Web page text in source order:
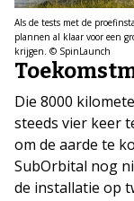
Als de tests met de
plannen al klaar voor een
krijgen. © SpinLaunch
Die 8000
steeds vier keer
om de aarde te
SubOrbital nog
de installatie op